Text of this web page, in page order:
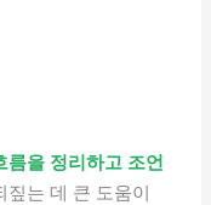
름을 정리하고 조언
짚는 데 큰 도움이